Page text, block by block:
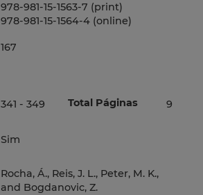
978-981-15-1563-7 (print)
978-981-15-1564-4 (online)
167
341 - 349 Total Páginas 9
Sim
Rocha, Á., Reis, J. L., Peter, M. K.,
and Bogdanovic, Z.